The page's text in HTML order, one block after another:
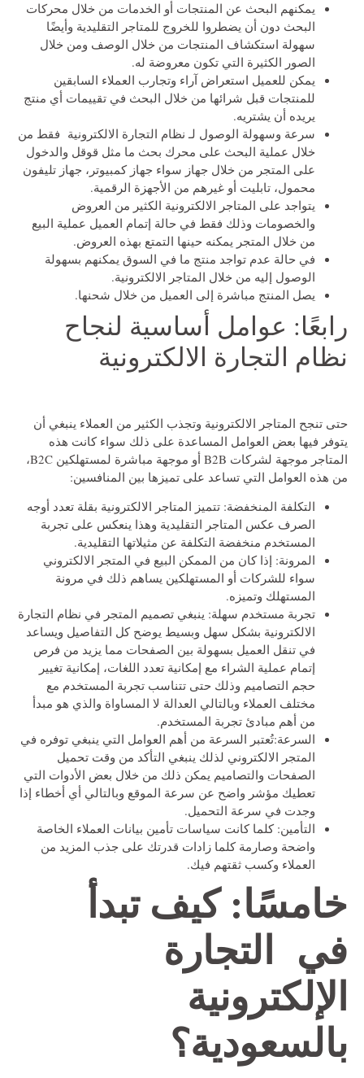
يمكنهم البحث عن المنتجات أو الخدمات من خلال محركات
البحث دون أن يضطروا للخروج للمتاجر التقليدية وأيضًا
سهولة استكشاف المنتجات من خلال الوصف ومن خلال
الصور الكثيرة التي تكون معروضة له.
يمكن للعميل استعراض آراء وتجارب العملاء السابقين
للمنتجات قبل شرائها من خلال البحث في تقييمات أي منتج
يريده أن يشتريه.
سرعة وسهولة الوصول لـ نظام التجارة الالكترونية فقط من
خلال عملية البحث على محرك بحث ما مثل قوقل والدخول
على المتجر من خلال جهاز سواء جهاز كمبيوتر، جهاز تليفون
محمول، تابليت أو غيرهم من الأجهزة الرقمية.
يتواجد على المتاجر الالكترونية الكثير من العروض
والخصومات وذلك فقط في حالة إتمام العميل عملية البيع
من خلال المتجر يمكنه حينها التمتع بهذه العروض.
في حالة عدم تواجد منتج ما في السوق يمكنهم بسهولة
الوصول إليه من خلال المتاجر الالكترونية.
يصل المنتج مباشرة إلى العميل من خلال شحنها.
رابعًا: عوامل أساسية لنجاح
نظام التجارة الالكترونية
حتى تنجح المتاجر الالكترونية وتجذب الكثير من العملاء ينبغي أن
يتوفر فيها بعض العوامل المساعدة على ذلك سواء كانت هذه
المتاجر موجهة لشركات B2B أو موجهة مباشرة لمستهلكين B2C،
من هذه العوامل التي تساعد على تميزها بين المنافسين:
التكلفة المنخفضة: تتميز المتاجر الالكترونية بقلة تعدد أوجه
الصرف عكس المتاجر التقليدية وهذا ينعكس على تجربة
المستخدم منخفضة التكلفة عن مثيلاتها التقليدية.
المرونة: إذا كان من الممكن البيع في المتجر الالكتروني
سواء للشركات أو المستهلكين يساهم ذلك في مرونة
المستهلك وتميزه.
تجربة مستخدم سهلة: ينبغي تصميم المتجر في نظام التجارة
الالكترونية بشكل سهل وبسيط يوضح كل التفاصيل ويساعد
في تنقل العميل بسهولة بين الصفحات مما يزيد من فرص
إتمام عملية الشراء مع إمكانية تعدد اللغات، إمكانية تغيير
حجم التصاميم وذلك حتى تتناسب تجربة المستخدم مع
مختلف العملاء وبالتالي العدالة لا المساواة والذي هو مبدأ
من أهم مبادئ تجربة المستخدم.
السرعة:تُعتبر السرعة من أهم العوامل التي ينبغي توفره في
المتجر الالكتروني لذلك ينبغي التأكد من وقت تحميل
الصفحات والتصاميم يمكن ذلك من خلال بعض الأدوات التي
تعطيك مؤشر واضح عن سرعة الموقع وبالتالي أي أخطاء إذا
وجدت في سرعة التحميل.
التأمين: كلما كانت سياسات تأمين بيانات العملاء الخاصة
واضحة وصارمة كلما زادات قدرتك على جذب المزيد من
العملاء وكسب ثقتهم فيك.
خامسًا: كيف تبدأ
في التجارة
الإلكترونية
بالسعودية؟